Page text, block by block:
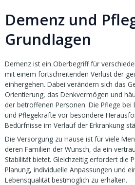
Demenz und
Grundlagen
Demenz ist ein Oberbegriff für
mit einem fortschreitenden Verlust der
einhergehen. Dabei verändern sich das
Orientierung, das Denkvermögen und
der betroffenen Personen. Die Pflege
und Pflegekräfte vor besondere
Bedürfnisse im Verlauf der Erkrankung
Die Versorgung zu Hause ist für viele
deren Familien der Wunsch, da ein
Stabilität bietet. Gleichzeitig erfordert die
Planung, individuelle Anpassungen und
Lebensqualität bestmöglich zu erhalten.